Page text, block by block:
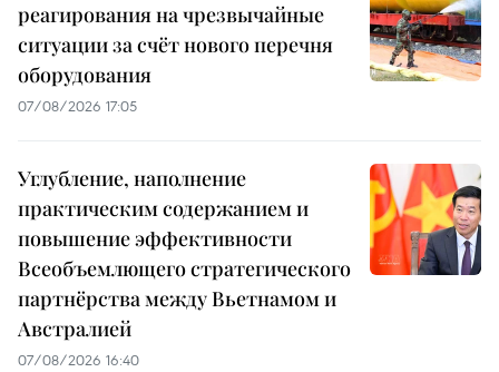
реагирования на чрезвычайные
ситуации за счёт нового перечня
оборудования
07/08/2026 17:05
Углубление, наполнение
практическим содержанием и
повышение эффективности
Всеобъемлющего стратегического
партнёрства между Вьетнамом и
Австралией
07/08/2026 16:40